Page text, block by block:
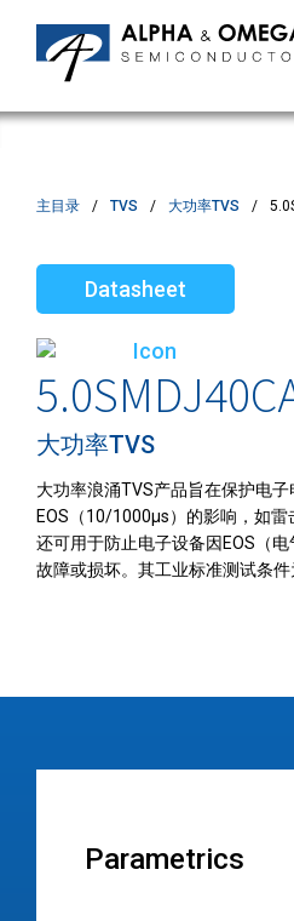
主目录 TVS 大功率TVS
Datasheet
大功率TVS
大功率浪涌TVS产品旨在保护电子
EOS（10/1000µs）的影响，如
还可用于防止电子设备因EOS（
故障或损坏。其工业标准测试条件
Parametrics